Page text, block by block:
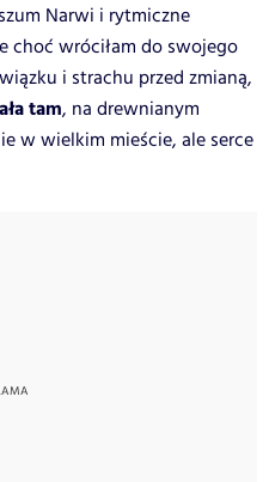
Narwi i rytmiczne
choć wróciłam do swojego
i strachu przed zmianą,
tam, na drewnianym
w wielkim mieście, ale serce